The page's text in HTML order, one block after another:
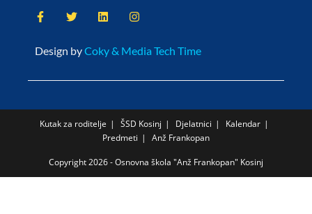
Design byCoky & Media Tech Time
Kutak za roditelje ŠSD Kosinj Djelatnici
Kalendar
Predmeti
Anž Frankopan
Copyright 2026 - Osnovna škola "Anž Frankopan" Kosinj